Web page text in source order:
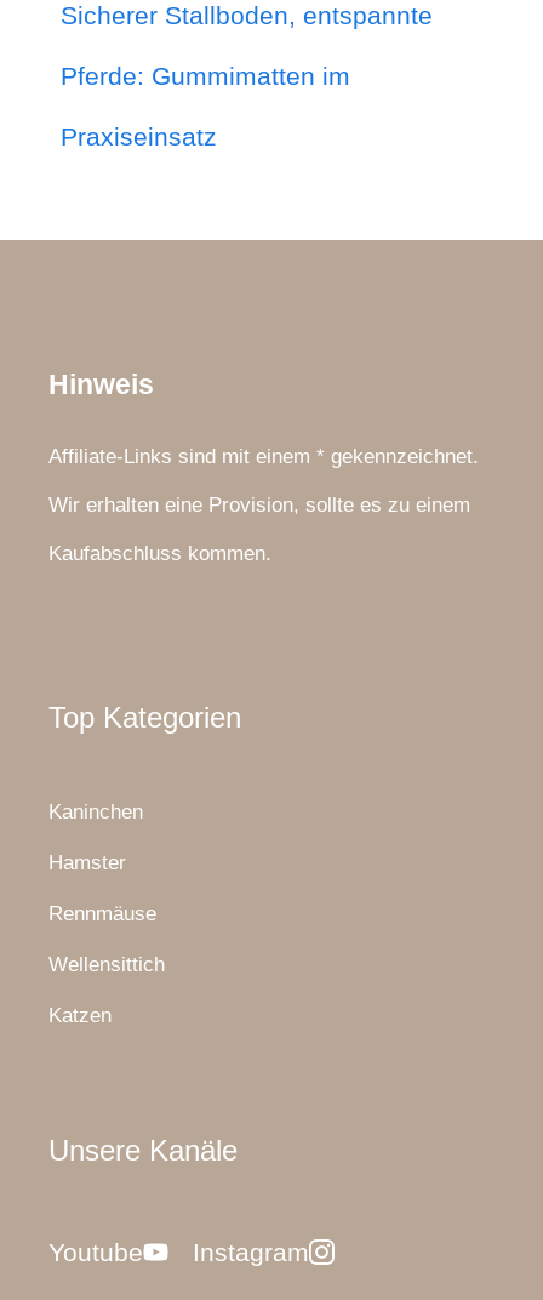
Sicherer Stallboden, entspannte
Pferde: Gummimatten im
Praxiseinsatz
Hinweis
Affiliate-Links sind mit einem * gekennzeichnet.
Wir erhalten eine Provision, sollte es zu einem
Kaufabschluss kommen.
Top Kategorien
Kaninchen
Hamster
Rennmäuse
Wellensittich
Katzen
Unsere Kanäle
Youtube Instagram